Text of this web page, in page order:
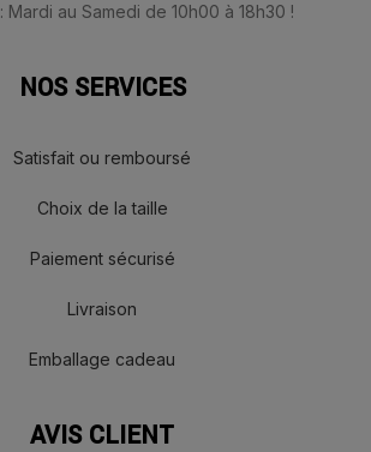
: Mardi au Samedi de 10h00 à 18h30 !
NOS SERVICES
Satisfait ou remboursé
Choix de la taille
Paiement sécurisé
Livraison
Emballage cadeau
AVIS CLIENT